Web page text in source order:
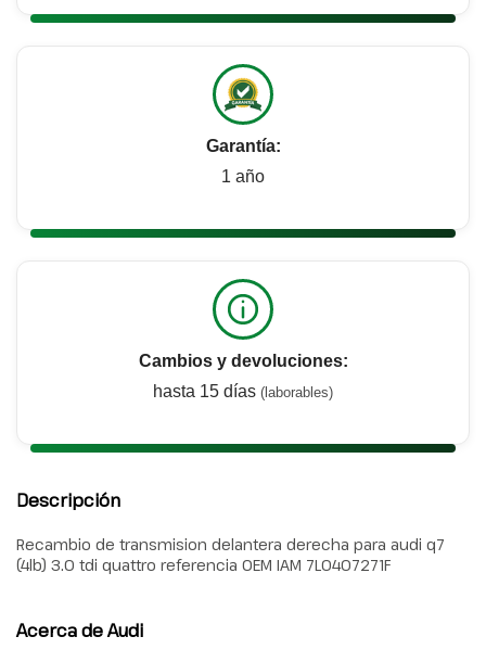
Garantía:
1 año
Cambios y devoluciones:
hasta 15 días (laborables)
Descripción
Recambio de transmision delantera derecha para audi q7
(4lb) 3.0 tdi quattro referencia OEM IAM 7L0407271F
Acerca de Audi